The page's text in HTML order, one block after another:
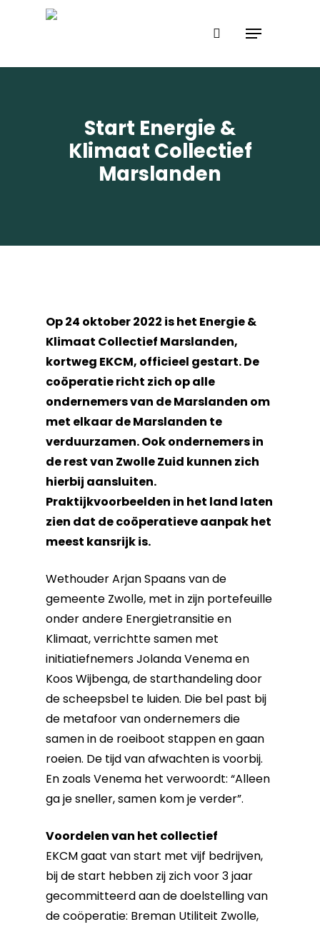
content
searchMenu
Start Energie &
Klimaat Collectief
Marslanden
Op 24 oktober 2022 is het Energie &
Klimaat Collectief Marslanden,
kortweg EKCM, officieel gestart. De
coöperatie richt zich op alle
ondernemers van de Marslanden om
met elkaar de Marslanden te
verduurzamen. Ook ondernemers in
de rest van Zwolle Zuid kunnen zich
hierbij aansluiten.
Praktijkvoorbeelden in het land laten
zien dat de coöperatieve aanpak het
meest kansrijk is.
Wethouder Arjan Spaans van de
gemeente Zwolle, met in zijn portefeuille
onder andere Energietransitie en
Klimaat, verrichtte samen met
initiatiefnemers Jolanda Venema en
Koos Wijbenga, de starthandeling door
de scheepsbel te luiden. Die bel past bij
de metafoor van ondernemers die
samen in de roeiboot stappen en gaan
roeien. De tijd van afwachten is voorbij.
En zoals Venema het verwoordt: “Alleen
ga je sneller, samen kom je verder”.
Voordelen van het collectief
EKCM gaat van start met vijf bedrijven,
bij de start hebben zij zich voor 3 jaar
gecommitteerd aan de doelstelling van
de coöperatie: Breman Utiliteit Zwolle,